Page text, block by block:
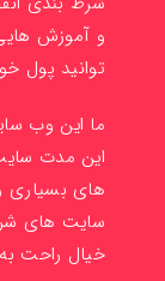
و آموزش
توانید پول
این مدت
های بسیاری
سایت های شرط
خیال راحت به